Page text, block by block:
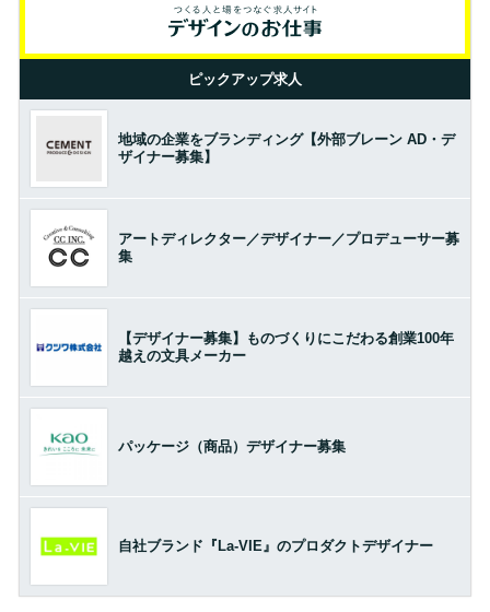
ピックアップ求人
地域の企業をブランディング【外部ブレーン AD・デ
ザイナー募集】
アートディレクター／デザイナー／プロデューサー募
集
【デザイナー募集】ものづくりにこだわる創業100年
越えの文具メーカー
パッケージ（商品）デザイナー募集
自社ブランド『La-VIE』のプロダクトデザイナー